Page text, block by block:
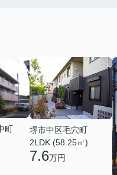
町
堺市中区毛穴町
2LDK (58.25㎡)
7.6万円